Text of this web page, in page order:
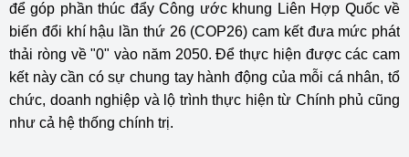
để góp phần thúc đẩy Công ước khung Liên Hợp Quốc về
biến đổi khí hậu lần thứ 26 (COP26) cam kết đưa mức phát
thải ròng về "0" vào năm 2050. Để thực hiện được các cam
kết này cần có sự chung tay hành động của mỗi cá nhân, tổ
chức, doanh nghiệp và lộ trình thực hiện từ Chính phủ cũng
như cả hệ thống chính trị.